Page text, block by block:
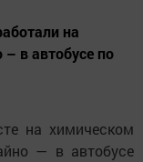
на
в автобусе по
на химическом
— в автобусе